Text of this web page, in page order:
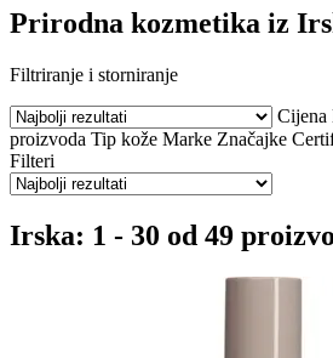
Prirodna kozmetika iz
Filtriranje i storniranje
Cijena
proizvoda Tip kože Marke Značajke
Filteri
Irska: 1 - 30 od 49